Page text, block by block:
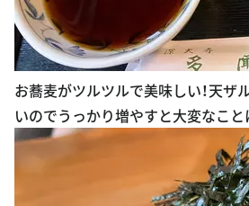
お蕎麦がツルツルで美味しい！天ザ
いのでうっかり増やすと大変なこと